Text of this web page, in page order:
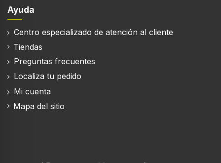
Ayuda
Centro especializado de atención al cliente
Tiendas
Preguntas frecuentes
Localiza tu pedido
Mi cuenta
Mapa del sitio